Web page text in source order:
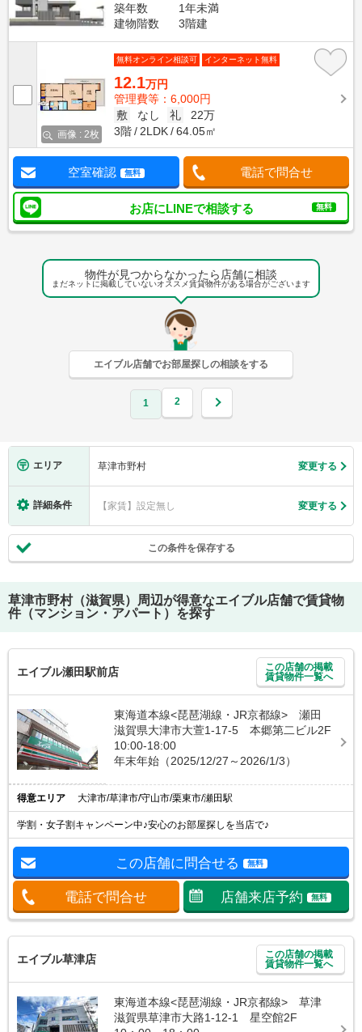
築年数
1年未満
建物階数
3階建
画像 : 2枚
無料オンライン相談可 インターネット無料
12.1万円
管理費等：6,000円
敷
なし 礼
22万
3階
2LDK 64.05㎡
空室確認 無料 電話で問合せ
お店にLINEで相談する 無料
物件が見つからなかったら店舗に相談
まだネットに掲載していないオススメ賃貸物件がある場合がございます
エイブル店舗でお部屋探しの相談をする
1 2
エリア 草津市野村 変更する
詳細条件 【家賃】設定無し 変更する
この条件を保存する
草津市野村（滋賀県）
周辺が得意なエイブル店舗で賃貸物
件（マンション・アパート）を探す
エイブル瀬田駅前店
この店舗の掲載
賃貸物件一覧へ
東海道本線<琵琶湖線・JR京都線> 瀬田
滋賀県大津市大萱1-17-5 本郷第二ビル2F
10:00-18:00
年末年始（2025/12/27～2026/1/3）
得意エリア 大津市/草津市/守山市/栗東市/瀬田駅
学割・女子割キャンペーン中♪安心のお部屋探しを当店で♪
この店舗に問合せる 無料
電話で問合せ 店舗来店予約 無料
エイブル草津店
この店舗の掲載
賃貸物件一覧へ
東海道本線<琵琶湖線・JR京都線> 草津
滋賀県草津市大路1-12-1 星空館2F